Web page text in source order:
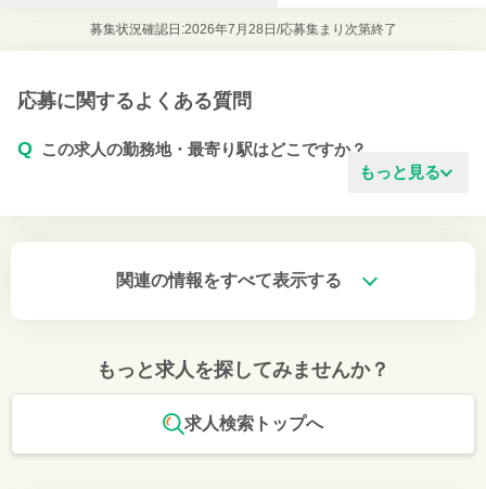
募集状況確認日:2026年7月28日/応募集まり次第終了
応募に関するよくある質問
Q この求人の勤務地・最寄り駅はどこですか？
もっと見る
関連の情報をすべて表示する
もっと求人を探してみませんか？
求人検索トップへ